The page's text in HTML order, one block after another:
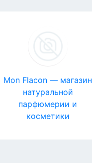
Mon Flacon — магазин
натуральной
парфюмерии и
косметики